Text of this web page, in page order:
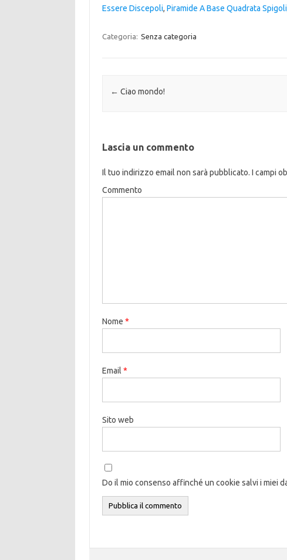
Essere Discepoli, Piramide A Base Quadrata Spigoli
Categoria: Senza categoria
Navigazione articolo
← Ciao mondo!
Lascia un commento
Il tuo indirizzo email non sarà pubblicato. I campi
Commento
Nome *
Email *
Sito web
Do il mio consenso affinché un cookie salvi i miei